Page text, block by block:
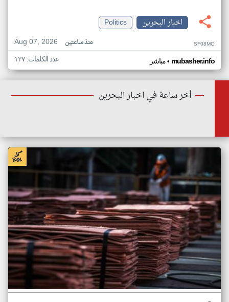
اخبار البحرين
Politics
Aug 07, 2026
منذ ساعتين SF08MO
مباشر• mubasher.info عدد الكلمات: ١٢٧
أخر ساعة في اخبار البحرين